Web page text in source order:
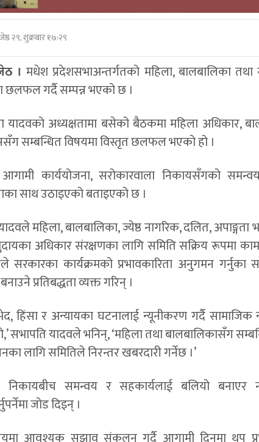
२९, शुक्रबार १७:२९
। मधेश प्रदेशसभाअन्तर्गतको महिला, बालबालिका
छलफल गर्दै सम्पन्न भएको छ ।
यादवको अध्यक्षतामा बसेको बैठकमा महिला अधिकार,
सम्बन्धित विषयमा विस्तृत छलफल भएको हो ।
कार्ययोजना, सरोकारवाला निकायसँगको
साथ उठाइएको बताइएको छ ।
महिला, बालबालिका, ज्येष्ठ नागरिक, दलित,
अधिकार संरक्षणका लागि समिति सक्रिय रूपमा
सरकारका कार्यक्रमको प्रभावकारिता अनुगमन
प्रतिबद्धता व्यक्त गरिन् ।
हिंसा र अन्यायका घटनालाई न्यूनीकरण गर्दै सामाजिक
सभापति यादवले भनिन्, ‘महिला तथा बालबालिकासँग
लागि समितिले निरन्तर खबरदारी गर्नेछ ।’
निकायबीच समन्वय र सहकार्यलाई बलियो बनाएर
जोड दिइन् ।